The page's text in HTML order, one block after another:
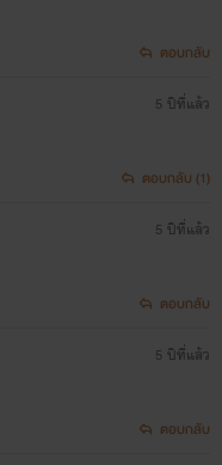
ตอบกลับ
5 ปีที่แล้ว
ตอบกลับ (1)
5 ปีที่แล้ว
ตอบกลับ
5 ปีที่แล้ว
ตอบกลับ